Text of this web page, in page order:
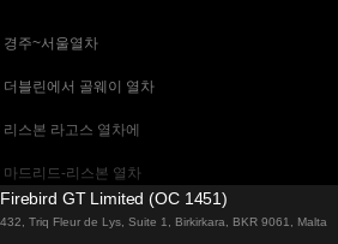
경주~서울열차
더블린에서 골웨이 열차
리스본 라고스 열차에
마드리드-리스본 열차
말라가 마드리드 기차에
Firebird GT Limited (OC 1451)
432, Triq Fleur de Lys, Suite 1, Birkirkara, BKR 9061, Malta